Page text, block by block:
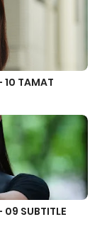
TAMAT
SUBTITLE